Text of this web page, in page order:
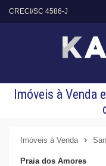
CRECI/SC 4586-J
Imóveis à Venda
Imóveis à Venda
Praia dos Amores